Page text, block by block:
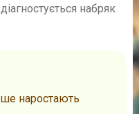
набряк
наростають